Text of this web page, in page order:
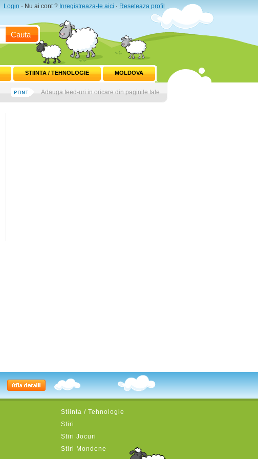
Login · Nu ai cont ? Inregistreaza-te aici · Reseteaza profil
Cauta
STIINTA / TEHNOLOGIE MOLDOVA
Adauga feed-uri in oricare din paginile tale
Stiinta / Tehnologie
Stiri
Stiri Jocuri
Stiri Mondene